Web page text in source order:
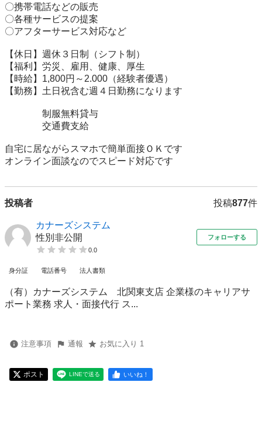
〇携帯電話などの販売
〇各種サービスの提案
〇アフターサービス対応など
【休日】週休３日制（シフト制）
【福利】労災、雇用、健康、厚生
【時給】1,800円～2.000（経験者優遇）
【勤務】土日祝含む週４日勤務になります
制服無料貸与
交通費支給
自宅に居ながらスマホで簡単面接ＯＫです
オンライン面談なのでスピード対応です
投稿者 投稿877件
カナーズシステム
性別非公開
0.0
フォローする
身分証 電話番号 法人書類
（有）カナーズシステム 北関東支店 企業様のキャリアサ
ポート業務 求人・面接代行 ス...
注意事項 通報 お気に入り 1
ポスト LINEで送る いいね！